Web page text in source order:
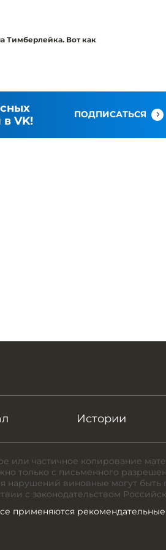
Тимберлейка. Вот как
VK!
ПОДПИСАТЬСЯ
Истории
или частичное копирование
только с письменного
нарушений виновные могут быть
с законодательством
применяются рекомендательные